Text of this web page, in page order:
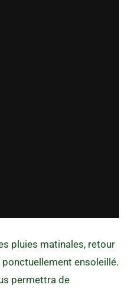
pluies matinales, retour
ponctuellement ensoleillé.
permettra de